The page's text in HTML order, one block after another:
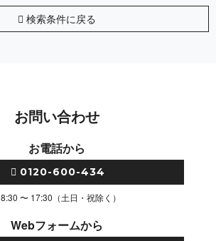
検索条件に戻る
お問い合わせ
お電話から
0120-600-434
8:30 〜 17:30（土日・祝除く）
Webフォームから